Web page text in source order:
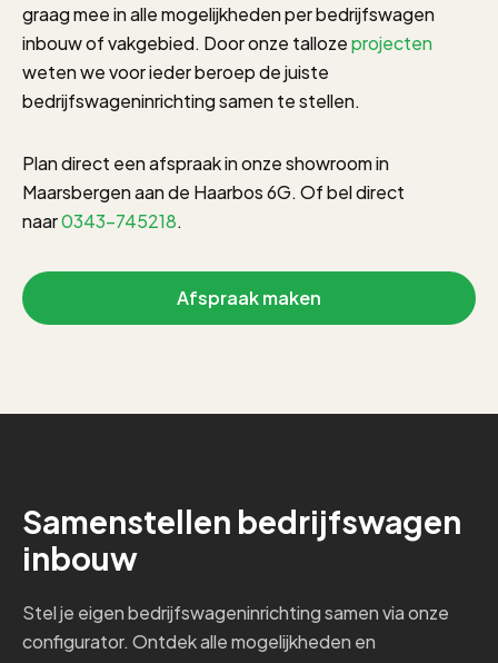
graag mee in alle mogelijkheden per bedrijfswagen
inbouw of vakgebied. Door onze tallozeprojecten
weten we voor ieder beroep de juiste
bedrijfswageninrichting samen te stellen.
Plan direct een afspraak in onze showroom in
Maarsbergen aan de Haarbos 6G. Of bel direct
naar0343-745218.
Afspraak maken
Samenstellen bedrijfswagen
inbouw
Stel je eigen bedrijfswageninrichting samen via onze
configurator. Ontdek alle mogelijkheden en